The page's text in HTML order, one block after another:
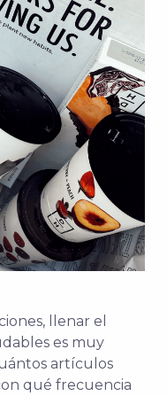
llenar el
es muy
artículos
qué frecuencia